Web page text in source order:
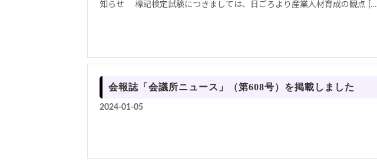
知らせ 標記検定試験につきましては、日ごろより産業人材育成の観点 […]
会報誌「会議所ニュース」（第608号）を掲載しました
2024-01-05